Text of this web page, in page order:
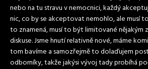
nebo na tu stravu v nemocnici, každý
nic, co by se akceptovat nemohlo, ale musí
to znamená, musí to být limitované nějakým
diskuse. Jsme hnutí relativně nové, máme
tom bavíme a samozřejmě to dolaďujem
odborníky, takže jakýsi vývoj tady probíhá